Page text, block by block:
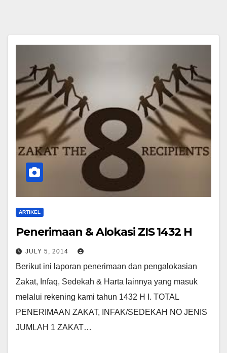
ARTIKEL
Penerimaan & Alokasi ZIS 1432 H
JULY 5, 2014
Berikut ini laporan penerimaan dan pengalokasian
Zakat, Infaq, Sedekah & Harta lainnya yang masuk
melalui rekening kami tahun 1432 H I. TOTAL
PENERIMAAN ZAKAT, INFAK/SEDEKAH NO JENIS
JUMLAH 1 ZAKAT…